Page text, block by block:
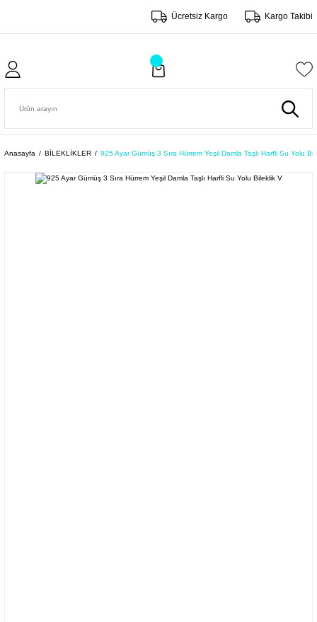
Ücretsiz Kargo Kargo Takibi
Anasayfa BİLEKLİKLER 925 Ayar Gümüş 3 Sıra Hürrem Yeşil Damla Taşlı Harfli Su Yolu